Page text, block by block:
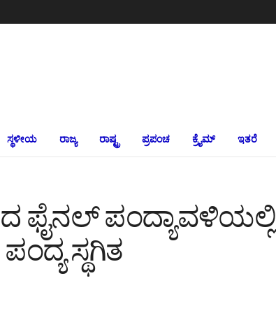
ಸ್ಥಳೀಯ ರಾಜ್ಯ ರಾಷ್ಟ್ರ ಪ್ರಪಂಚ ಕ್ರೈಮ್‌ ಇತರೆ
ಫೈನಲ್ ಪಂದ್ಯಾವಳಿಯಲ್ಲಿ
ಸ್ಥಗಿತ